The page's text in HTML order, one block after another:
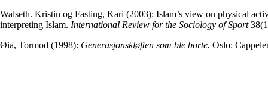
Walseth. Kristin og Fasting, Kari (2003): Islam’s view on physical
interpreting Islam. International Review for the Sociology of Sport
Øia, Tormod (1998): Generasjonskløften som ble borte. Oslo: